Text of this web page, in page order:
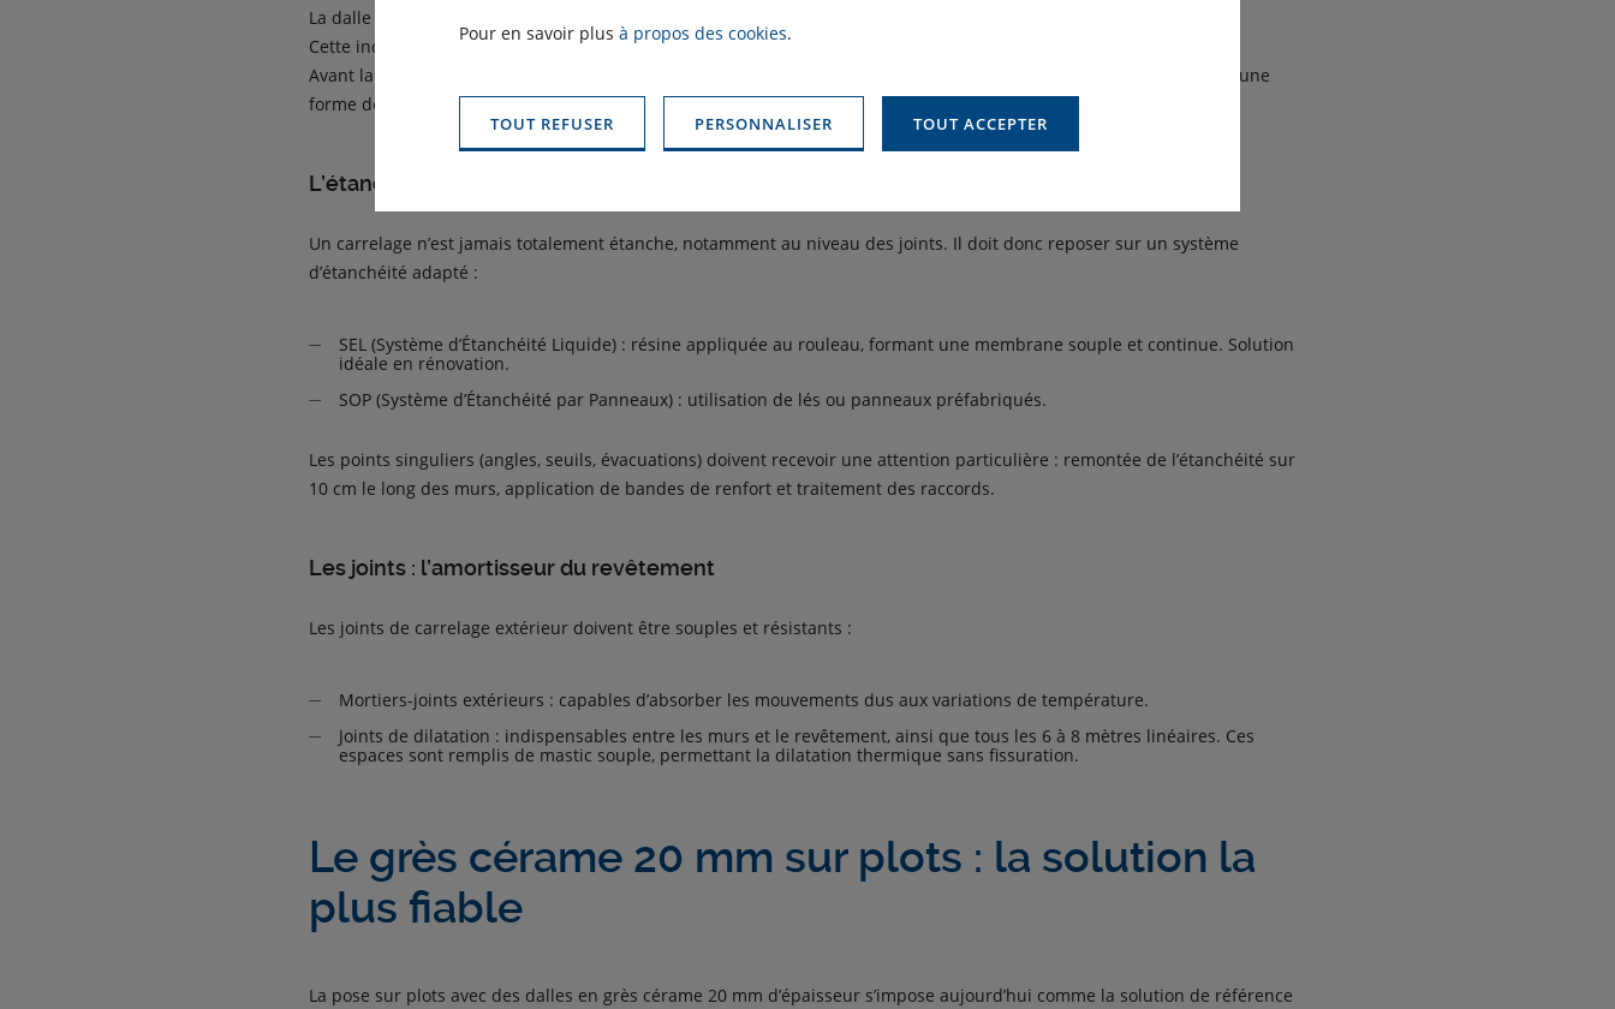
La dalle doit présenter une pente de 1,5 % à 2 % (soit 1,5 à 2 cm par mètre linéaire), orientée vers l’extérieur.
Cette inclinaison permet à l’eau de pluie de s’écouler naturellement vers les rives ou vers les évacuations.
Avant la pose, il est impératif de vérifier cette pente et, si nécessaire, de la corriger avec une chape de ragréage ou une
forme de pente au mortier.
L’étanchéité : la protection absolue
Un carrelage n’est jamais totalement étanche, notamment au niveau des joints. Il doit donc reposer sur un système
d’étanchéité adapté :
SEL (Système d’Étanchéité Liquide) : résine appliquée au rouleau, formant une membrane souple et continue. Solution
idéale en rénovation.
SOP (Système d’Étanchéité par Panneaux) : utilisation de lés ou panneaux préfabriqués.
Les points singuliers (angles, seuils, évacuations) doivent recevoir une attention particulière : remontée de l’étanchéité sur
10 cm le long des murs, application de bandes de renfort et traitement des raccords.
Les joints : l’amortisseur du revêtement
Les joints de carrelage extérieur doivent être souples et résistants :
Mortiers-joints extérieurs : capables d’absorber les mouvements dus aux variations de température.
Joints de dilatation : indispensables entre les murs et le revêtement, ainsi que tous les 6 à 8 mètres linéaires. Ces
espaces sont remplis de mastic souple, permettant la dilatation thermique sans fissuration.
Le grès cérame 20 mm sur plots : la solution la
plus fiable
La pose sur plots avec des dalles en grès cérame 20 mm d’épaisseur s’impose aujourd’hui comme la solution de référence
Pour en savoir plus à propos des cookies.
TOUT ACCEPTER
PERSONNALISER
TOUT REFUSER